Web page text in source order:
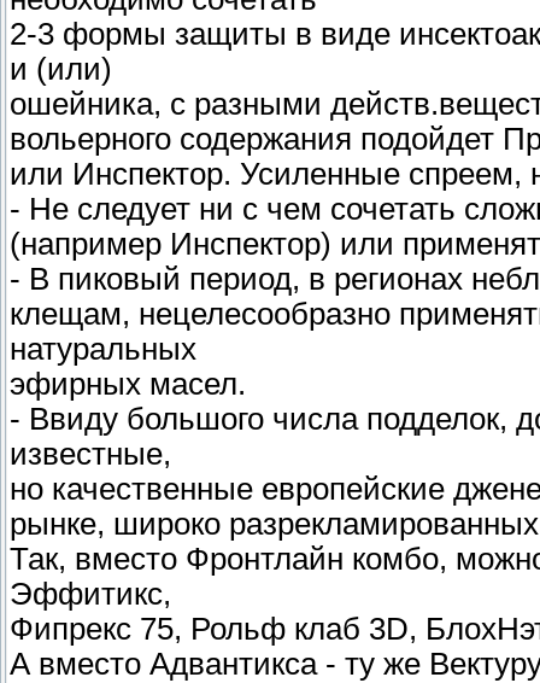
2-3 формы защиты в виде
и (или)
ошейника, с разными
вольерного содержания подойдет
или Инспектор. Усиленные
- Не следует ни с чем сочетать
(например Инспектор) или
- В пиковый период, в регионах
клещам, нецелесообразно
натуральных
эфирных масел.
- Ввиду большого числа подделок,
известные,
но качественные европейские
рынке, широко
Так, вместо Фронтлайн комбо,
Эффитикс,
Фипрекс 75, Рольф клаб 3D,
А вместо Адвантикса - ту же